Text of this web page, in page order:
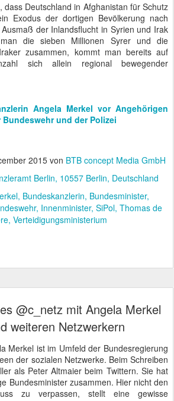
dass Deutschland in Afghanistan für Schutz
Exodus der dortigen Bevölkerung nach
der Inlandsflucht in Syrien und Irak
die sieben Millionen Syrer und die
zusammen, kommt man bereits auf
sich allein regional bewegender
Angela Merkel vor Angehörigen
und der Polizei
2015 von BTB concept Media GmbH
Berlin, 10557 Berlin, Deutschland
Bundeskanzlerin Bundesminister
Innenminister SiPol Thomas de
Verteidigungsministerium
@c_netz mit Angela Merkel
weiteren Netzwerkern
Merkel ist im Umfeld der Bundesregierung
der sozialen Netzwerke. Beim Schreiben
als Peter Altmaier beim Twittern. Sie hat
Bundesminister zusammen. Hier nicht den
zu verpassen, stellt eine gewisse